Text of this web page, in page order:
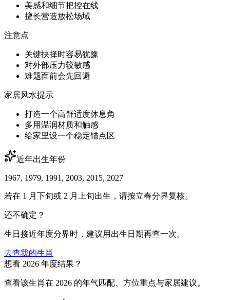
美感和细节把控在线
擅长营造放松场域
注意点
关键抉择时容易犹豫
对外部压力较敏感
难题面前会先回避
家居风水提示
打造一个高舒适度休息角
多用温润材质和触感
给家里设一个稳定锚点区
近年出生年份
1967, 1979, 1991, 2003, 2015, 2027
若在 1 月下旬或 2 月上旬出生，请按立春分界复核。
还不确定？
生日接近年度分界时，建议用出生日期再查一次。
去查我的生肖
想看 2026 年度结果？
查看该生肖在 2026 的年气匹配、方位重点与家居建议。